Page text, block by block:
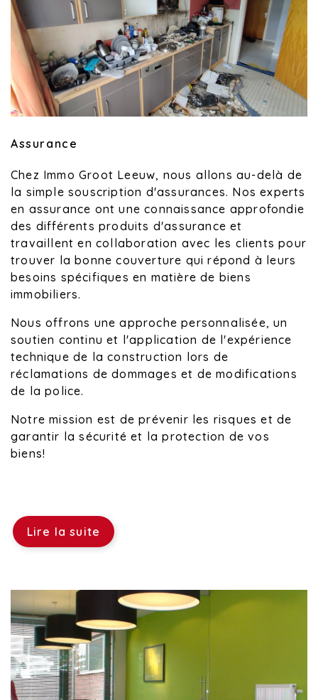
Assurance
Chez Immo Groot Leeuw, nous allons au-delà de
la simple souscription d'assurances. Nos experts
en assurance ont une connaissance approfondie
des différents produits d'assurance et
travaillent en collaboration avec les clients pour
trouver la bonne couverture qui répond à leurs
besoins spécifiques en matière de biens
immobiliers.
Nous offrons une approche personnalisée, un
soutien continu et l'application de l'expérience
technique de la construction lors de
réclamations de dommages et de modifications
de la police.
Notre mission est de prévenir les risques et de
garantir la sécurité et la protection de vos
biens!
Lire la suite